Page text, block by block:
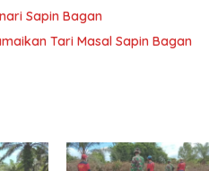
Sapin Bagan
Tari Masal Sapin Bagan